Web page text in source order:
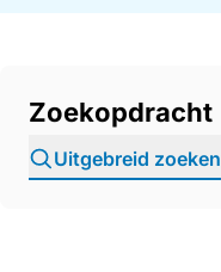
Zoekopdracht
Uitgebreid zoeken